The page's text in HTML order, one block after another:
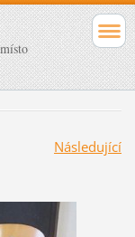
Následující